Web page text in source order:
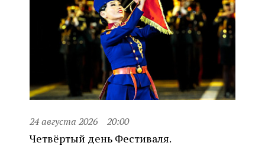
24 августа 2026 20:00
Четвёртый день Фестиваля.